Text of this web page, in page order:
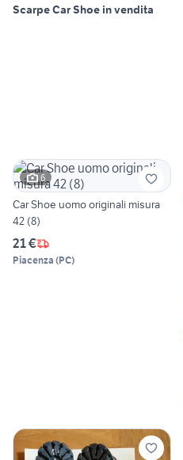
Scarpe Car Shoe in vendita
6
Car Shoe uomo originali misura
42 (8)
21 €
Piacenza (PC)